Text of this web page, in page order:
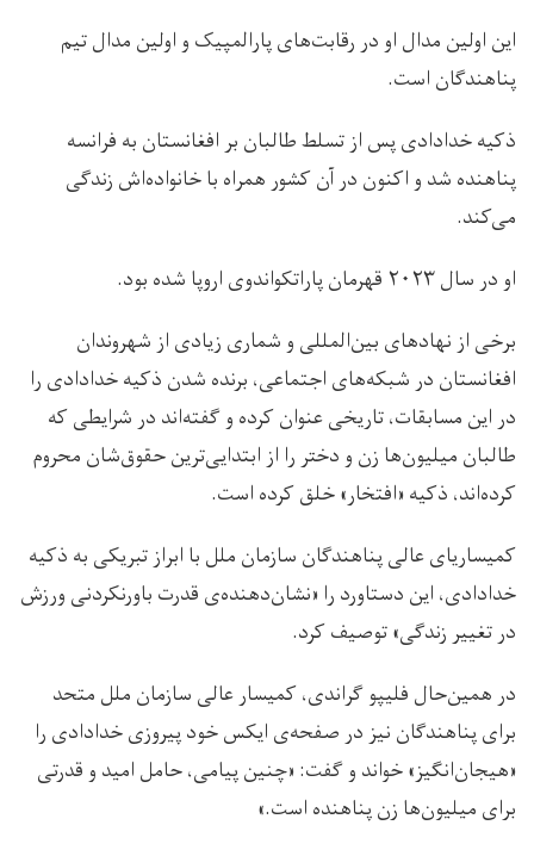
این اولین مدال او در رقابت‌های پارالمپیک و اولین‌ مدال تیم
پناهندگان است.
ذکیه خدادادی پس از تسلط طالبان بر افغانستان به فرانسه
پناهنده شد و اکنون در آن کشور همراه با خانواده‌اش زندگی
می‌کند.
او در سال ۲۰۲۳ قهرمان پاراتکواندوی اروپا شده بود.
برخی از نهادهای بین‌المللی و شماری زیادی از شهروندان
افغانستان در شبکه‌های اجتماعی، برنده شدن ذکیه خدادادی را
در این مسابقات، تاریخی عنوان کرده و گفته‌اند در شرایطی که
طالبان میلیون‌ها زن و دختر را از ابتدایی‌ترین حقوق‌شان محروم
کرده‌اند، ذکیه «افتخار» خلق کرده است.
کمیساریای عالی پناهندگان سازمان ملل با ابراز تبریکی به ذکیه
خدادادی، این دستاورد را «نشان‌دهنده‌ی قدرت باورنکردنی ورزش
در تغییر زندگی» توصیف کرد.
در همین‌حال فلیپو گراندی، کمیسار عالی سازمان ملل متحد
برای پناهندگان نیز در صفحه‌ی ایکس خود پیروزی خدادادی را
«هیجان‌انگیز» خواند و گفت: «چنین پیامی، حامل امید و قدرتی
برای میلیون‌ها زن پناهنده است.»